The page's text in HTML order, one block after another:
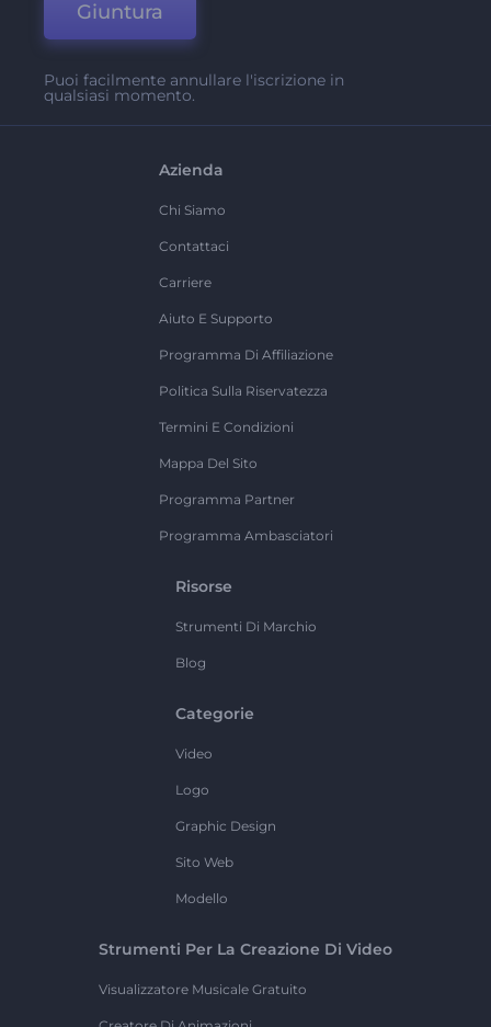
Giuntura
Puoi facilmente annullare l'iscrizione in
qualsiasi momento.
Azienda
Chi Siamo
Contattaci
Carriere
Aiuto E Supporto
Programma Di Affiliazione
Politica Sulla Riservatezza
Termini E Condizioni
Mappa Del Sito
Programma Partner
Programma Ambasciatori
Risorse
Strumenti Di Marchio
Blog
Categorie
Video
Logo
Graphic Design
Sito Web
Modello
Strumenti Per La Creazione Di Video
Visualizzatore Musicale Gratuito